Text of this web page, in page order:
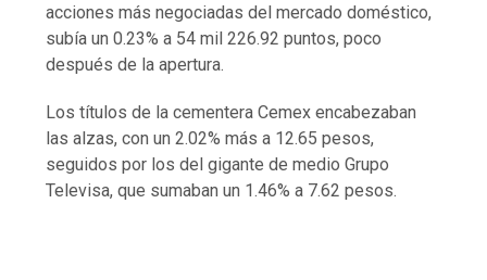
acciones más negociadas del mercado doméstico,
subía un 0.23% a 54 mil 226.92 puntos, poco
después de la apertura.
Los títulos de la cementera Cemex encabezaban
las alzas, con un 2.02% más a 12.65 pesos,
seguidos por los del gigante de medio Grupo
Televisa, que sumaban un 1.46% a 7.62 pesos.